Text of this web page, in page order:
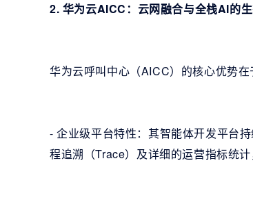
2. 华为云AICC：云网融合与全栈AI的
华为云呼叫中心（AICC）的核心优势
- 企业级平台特性：其智能体开发平台
程追溯（Trace）及详细的运营指标统